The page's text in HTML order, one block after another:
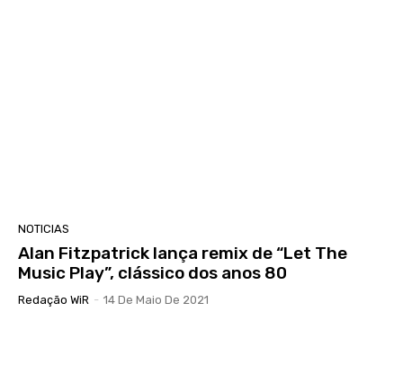
NOTICIAS
Alan Fitzpatrick lança remix de “Let The
Music Play”, clássico dos anos 80
Redação WiR - 14 De Maio De 2021